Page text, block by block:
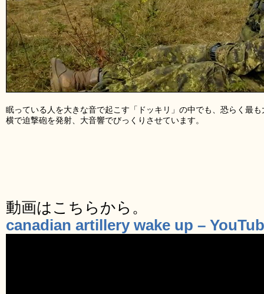
眠っている人を大きな音で起こす「ドッキリ」の中でも、恐らく最
横で迫撃砲を発射、大音響でびっくりさせています。
動画はこちらから。
canadian artillery wake up –